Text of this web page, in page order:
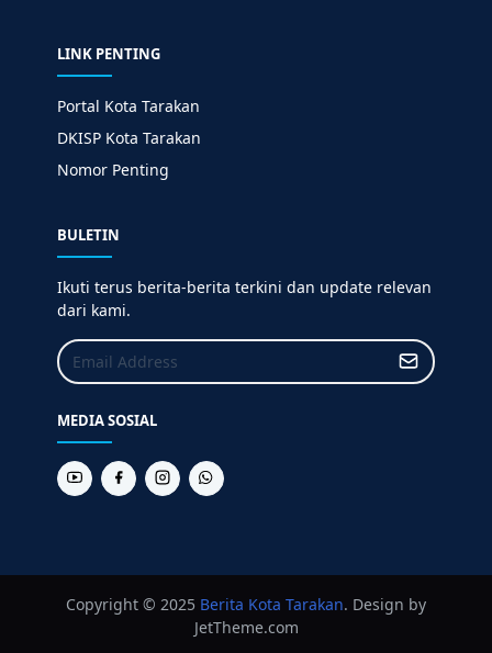
LINK PENTING
Portal Kota Tarakan
DKISP Kota Tarakan
Nomor Penting
BULETIN
Ikuti terus berita-berita terkini dan update relevan
dari kami.
MEDIA SOSIAL
Copyright © 2025 Berita Kota Tarakan. Design by
JetTheme.com